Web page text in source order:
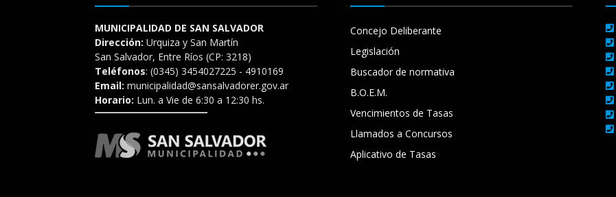
MUNICIPALIDAD DE SAN SALVADOR
Dirección: Urquiza y San Martín
San Salvador, Entre Ríos (CP: 3218)
Teléfonos: (0345) 3454027225 - 4910169
Email: municipalidad@sansalvadorer.gov.ar
Horario: Lun. a Vie de 6:30 a 12:30 hs.
Concejo Deliberante
Legislación
Buscador de normativa
B.O.E.M.
Vencimientos de Tasas
Llamados a Concursos
Aplicativo de Tasas